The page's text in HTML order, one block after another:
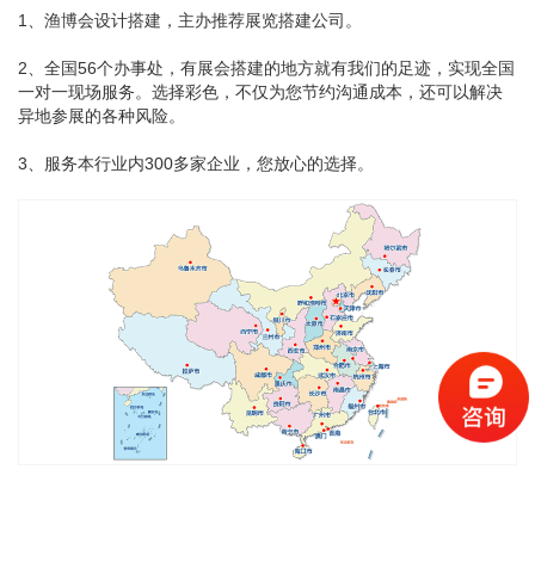
1、渔博会设计搭建，主办推荐展览搭建公司。
2、全国56个办事处，有展会搭建的地方就有我们的足迹，实现全国
一对一现场服务。选择彩色，不仅为您节约沟通成本，还可以解决
异地参展的各种风险。
3、服务本行业内300多家企业，您放心的选择。